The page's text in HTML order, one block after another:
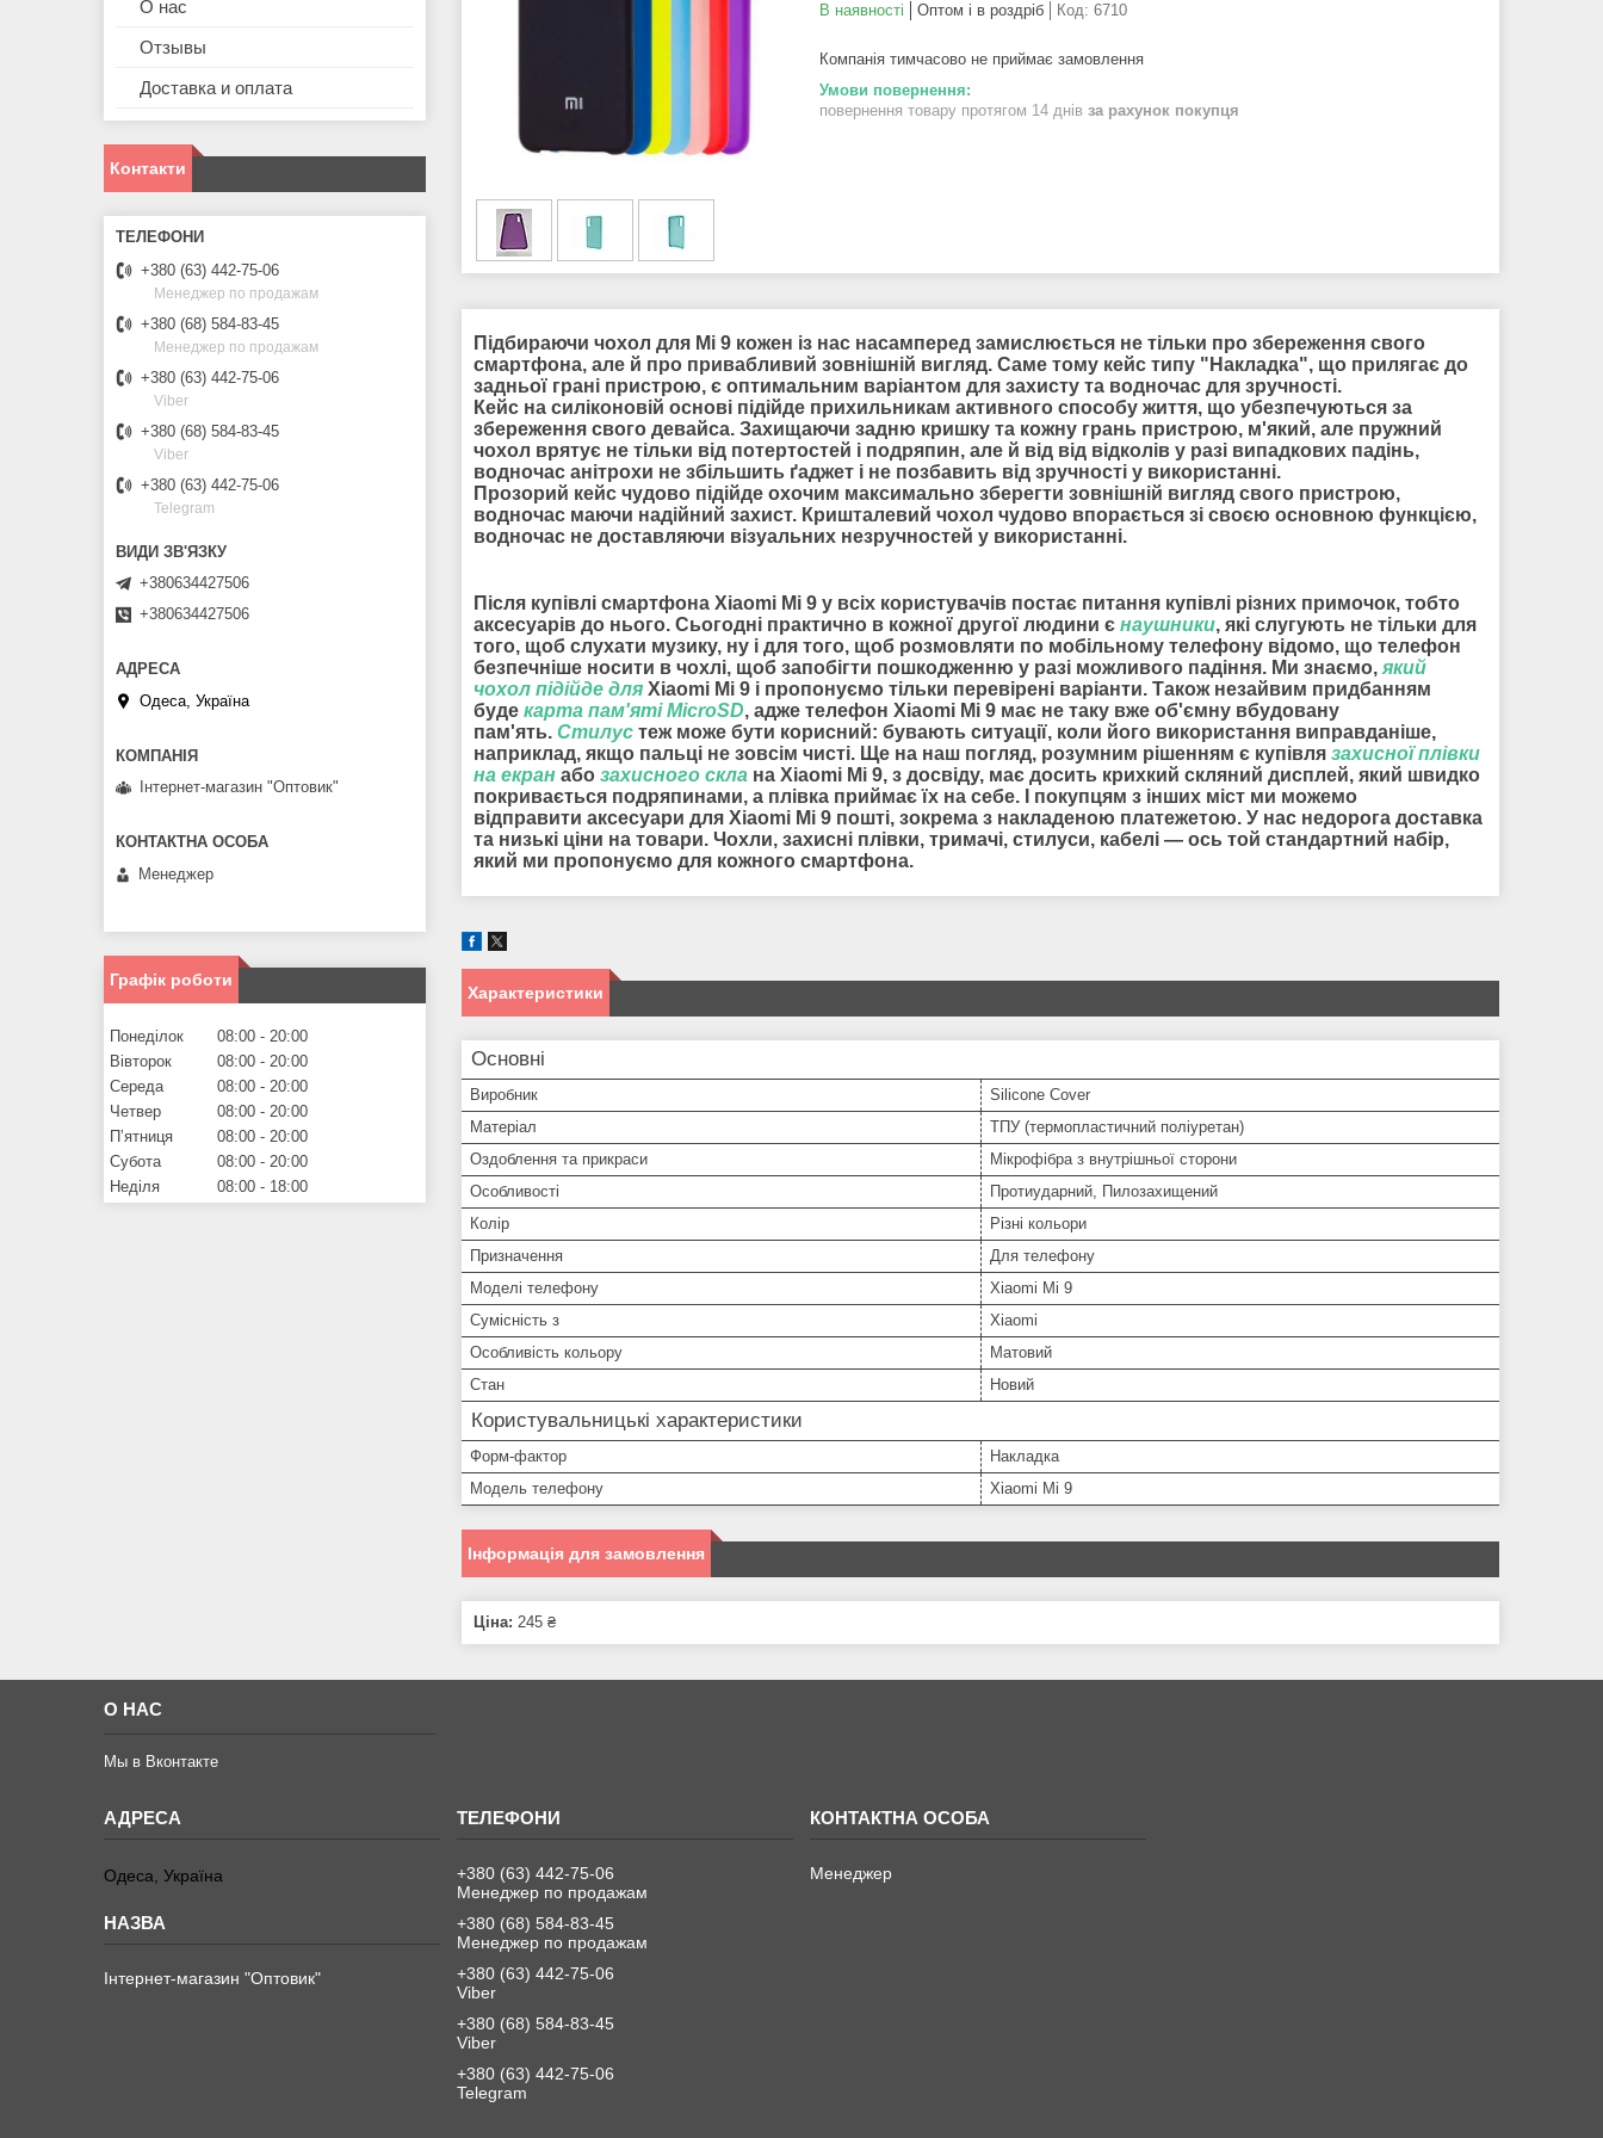
В наявності Оптом і в роздріб Код: 6710
Компанія тимчасово не приймає замовлення
повернення товару протягом 14 днів за рахунок покупця
Підбираючи чохол для Mi 9 кожен із нас насамперед замислюється не тільки про збереження свого
смартфона, але й про привабливий зовнішній вигляд. Саме тому кейс типу "Накладка", що прилягає до
задньої грані пристрою, є оптимальним варіантом для захисту та водночас для зручності.
Кейс на силіконовій основі підійде прихильникам активного способу життя, що убезпечуються за
збереження свого девайса. Захищаючи задню кришку та кожну грань пристрою, м'який, але пружний
чохол врятує не тільки від потертостей і подряпин, але й від від відколів у разі випадкових падінь,
водночас анітрохи не збільшить ґаджет і не позбавить від зручності у використанні.
Прозорий кейс чудово підійде охочим максимально зберегти зовнішній вигляд свого пристрою,
водночас маючи надійний захист. Кришталевий чохол чудово впорається зі своєю основною функцією,
водночас не доставляючи візуальних незручностей у використанні.
Після купівлі смартфона Xiaomi Mi 9 у всіх користувачів постає питання купівлі різних примочок, тобто
аксесуарів до нього. Сьогодні практично в кожної другої людини є наушники, які слугують не тільки для
того, щоб слухати музику, ну і для того, щоб розмовляти по мобільному телефону відомо, що телефон
безпечніше носити в чохлі, щоб запобігти пошкодженню у разі можливого падіння. Ми знаємо, який
чохол підійде для Xiaomi Mi 9 і пропонуємо тільки перевірені варіанти. Також незайвим придбанням
буде карта пам'яті MicroSD, адже телефон Xiaomi Mi 9 має не таку вже об'ємну вбудовану
пам'ять. Стилус теж може бути корисний: бувають ситуації, коли його використання виправданіше,
наприклад, якщо пальці не зовсім чисті. Ще на наш погляд, розумним рішенням є купівля захисної плівки
на екран або захисного скла на Xiaomi Mi 9, з досвіду, має досить крихкий скляний дисплей, який швидко
покривається подряпинами, а плівка приймає їх на себе. І покупцям з інших міст ми можемо
відправити аксесуари для Xiaomi Mi 9 пошті, зокрема з накладеною платежетою. У нас недорога доставка
та низькі ціни на товари. Чохли, захисні плівки, тримачі, стилуси, кабелі — ось той стандартний набір,
який ми пропонуємо для кожного смартфона.
Характеристики
Основні
Виробник
Silicone Cover
Матеріал
ТПУ (термопластичний поліуретан)
Оздоблення та прикраси
Мікрофібра з внутрішньої сторони
Особливості
Протиударний, Пилозахищений
Колір
Різні кольори
Призначення
Для телефону
Моделі телефону
Xiaomi Mi 9
Сумісність з
Xiaomi
Особливість кольору
Матовий
Стан
Новий
Користувальницькі характеристики
Форм-фактор
Накладка
Модель телефону
Xiaomi Mi 9
Інформація для замовлення
Ціна: 245 ₴
О нас
Отзывы
Доставка и оплата
Контакти
+380 (63) 442-75-06
Менеджер по продажам
+380 (68) 584-83-45
Менеджер по продажам
+380 (63) 442-75-06
Viber
+380 (68) 584-83-45
Viber
+380 (63) 442-75-06
Telegram
+380634427506
+380634427506
Одеса, Україна
Інтернет-магазин "Оптовик"
Менеджер
Графік роботи
Понеділок 08:00
20:00
Вівторок
08:00
20:00
Середа
08:00
20:00
Четвер
08:00
20:00
Пʼятниця
08:00
20:00
Субота
08:00
20:00
Неділя
08:00 18:00
О НАС
Мы в Вконтакте
Одеса, Україна
Інтернет-магазин "Оптовик"
+380 (63) 442-75-06
Менеджер по продажам
+380 (68) 584-83-45
Менеджер по продажам
+380 (63) 442-75-06
Viber
+380 (68) 584-83-45
Viber
+380 (63) 442-75-06
Telegram
Менеджер